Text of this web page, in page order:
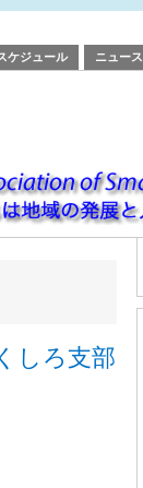
ケジュール ニュース
しろ支部